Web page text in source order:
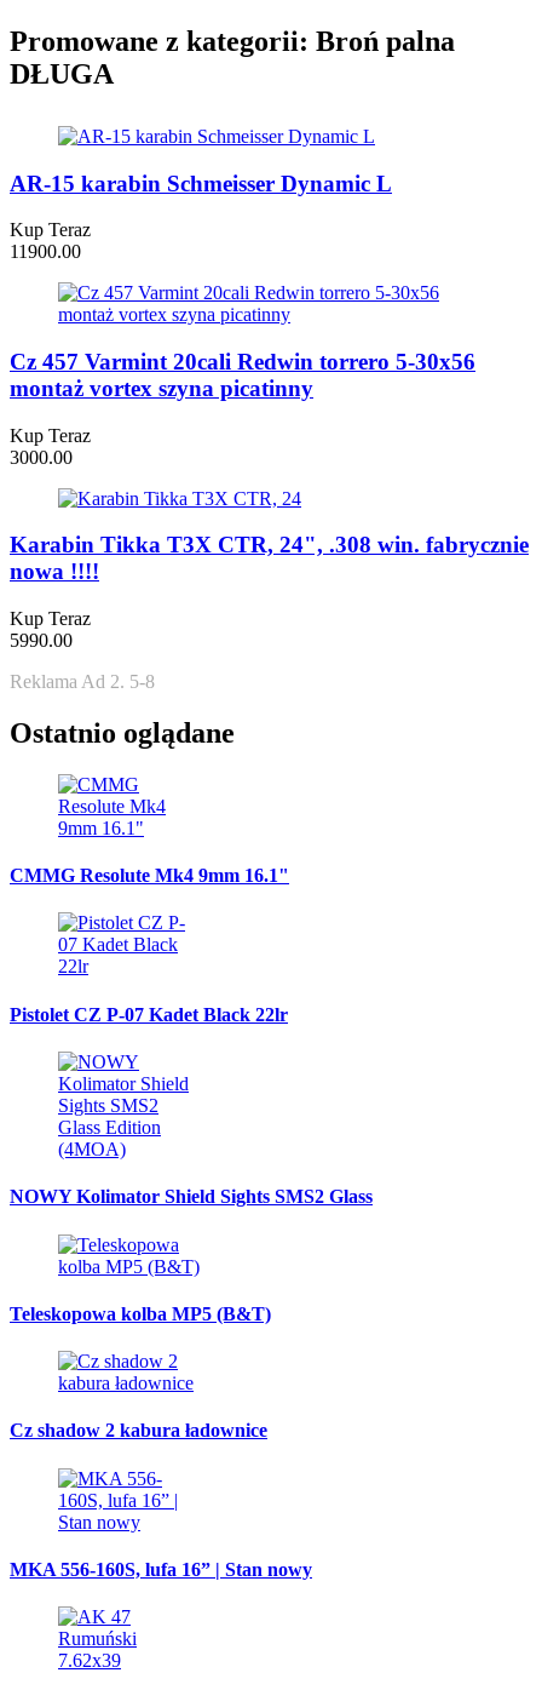
Promowane z kategorii: Broń palna
DŁUGA
AR-15 karabin Schmeisser Dynamic L
Kup Teraz
11900.00
Cz 457 Varmint 20cali Redwin torrero 5-30x56
montaż vortex szyna picatinny
Kup Teraz
3000.00
Karabin Tikka T3X CTR, 24", .308 win. fabrycznie
nowa !!!!
Kup Teraz
5990.00
Reklama Ad 2. 5-8
Ostatnio oglądane
CMMG Resolute Mk4 9mm 16.1"
Pistolet CZ P-07 Kadet Black 22lr
NOWY Kolimator Shield Sights SMS2 Glass
Teleskopowa kolba MP5 (B&T)
Cz shadow 2 kabura ładownice
MKA 556-160S, lufa 16” | Stan nowy